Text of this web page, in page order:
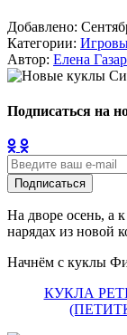
Добавлено:
Категории:
Автор: Елена
Подписаться на
Подписаться
На дворе осень, а
нарядах из новой
Начнём с куклы
КУКЛА